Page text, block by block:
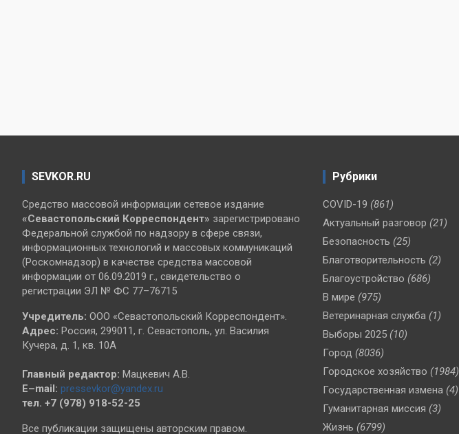
SEVKOR.RU
Средство массовой информации сетевое издание
«Севастопольский Корреспондент» зарегистрировано
Федеральной службой по надзору в сфере связи,
информационных технологий и массовых коммуникаций
(Роскомнадзор) в качестве средства массовой
информации от 06.09.2019 г., свидетельство о
регистрации ЭЛ № ФС 77–76715
Учредитель: ООО «Севастопольский Корреспондент».
Адрес: Россия, 299011, г. Севастополь, ул. Василия
Кучера, д. 1, кв. 10А
Главный редактор: Мацкевич А.В.
E–mail: pressevkor@yandex.ru
тел. +7 (978) 918-52-25
Все публикации защищены авторским правом.
Рубрики
COVID-19 (861)
Актуальный разговор (21)
Безопасность (25)
Благотворительность (2)
Благоустройство (686)
В мире (975)
Ветеринарная служба (1)
Выборы 2025 (10)
Город (8036)
Городское хозяйство (1984)
Государственная измена (4)
Гуманитарная миссия (3)
Жизнь (6799)